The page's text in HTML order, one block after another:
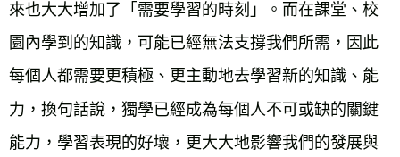
來也大大增加了「需要學習的時刻」。而在課堂、校
園內學到的知識，可能已經無法支撐我們所需，因此
每個人都需要更積極、更主動地去學習新的知識、能
力，換句話說，獨學已經成為每個人不可或缺的關鍵
能力，學習表現的好壞，更大大地影響我們的發展與